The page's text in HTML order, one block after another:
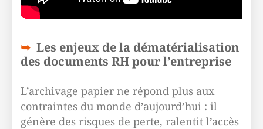
Les enjeux de la dématérialisation
des documents RH pour l’entreprise
L’archivage papier ne répond plus aux
contraintes du monde d’aujourd’hui : il
génère des risques de perte, ralentit l’accès